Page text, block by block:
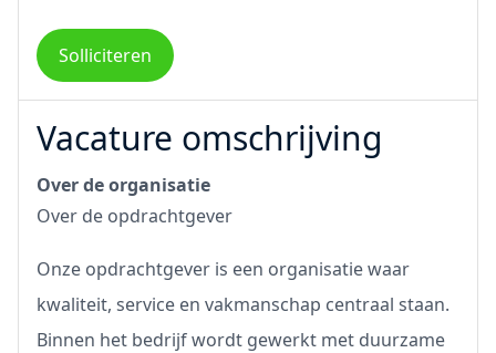
Solliciteren
Vacature omschrijving
Over de organisatie
Over de opdrachtgever
Onze opdrachtgever is een organisatie waar
kwaliteit, service en vakmanschap centraal staan.
Binnen het bedrijf wordt gewerkt met duurzame